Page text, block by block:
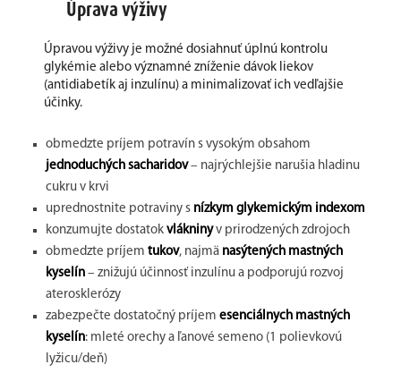
Úprava výživy
Úpravou výživy je možné dosiahnuť úplnú kontrolu
glykémie alebo významné zníženie dávok liekov
(antidiabetík aj inzulínu) a minimalizovať ich vedľajšie
účinky.
obmedzte príjem potravín s vysokým obsahom
jednoduchých sacharidov– najrýchlejšie narušia hladinu
cukru v krvi
uprednostnite potraviny s nízkym glykemickým indexom
konzumujte dostatok vlákninyv prirodzených zdrojoch
obmedzte príjem tukov, najmä nasýtených mastných
kyselín – znižujú účinnosť inzulínu a podporujú rozvoj
aterosklerózy
zabezpečte dostatočný príjem esenciálnych mastných
kyselín: mleté orechy a ľanové semeno (1 polievkovú
lyžicu/deň)